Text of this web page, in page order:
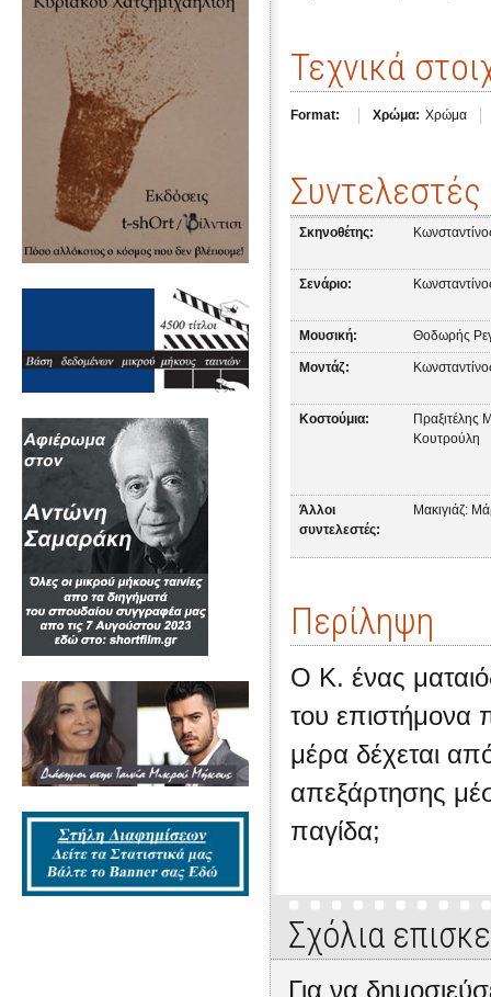
Τεχνικά
Format: Χρώμα: Χρώμα
Συντελεστές
Σκηνοθέτης:
Σενάριο:
Μουσική: Θοδωρής
Μοντάζ:
Κοστούμια:
Πραξιτέλης
Κουτρούλη
Άλλοι
συντελεστές:
Μακιγιάζ:
Περίληψη
Ο Κ. ένας
του επιστήμονα
μέρα δέχεται
απεξάρτησης
παγίδα;
Σχόλια
Για να